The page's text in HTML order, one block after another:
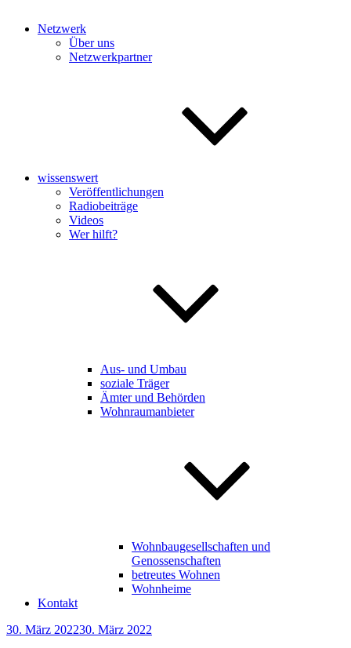
Netzwerk
Über uns
Netzwerkpartner
wissenswert
Veröffentlichungen
Radiobeiträge
Videos
Wer hilft?
Aus- und Umbau
soziale Träger
Ämter und Behörden
Wohnraumanbieter
Wohnbaugesellschaften und
Genossenschaften
betreutes Wohnen
Wohnheime
Kontakt
Veröffentlicht
30. März 202230. März 2022